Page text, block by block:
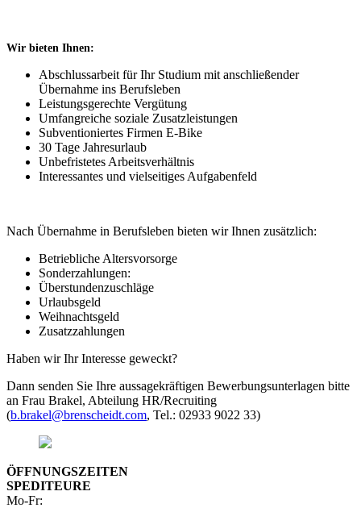
Wir bieten Ihnen:
Abschlussarbeit für Ihr Studium mit anschließender
Übernahme ins Berufsleben
Leistungsgerechte Vergütung
Umfangreiche soziale Zusatzleistungen
Subventioniertes Firmen E-Bike
30 Tage Jahresurlaub
Unbefristetes Arbeitsverhältnis
Interessantes und vielseitiges Aufgabenfeld
Nach Übernahme in Berufsleben bieten wir Ihnen zusätzlich:
Betriebliche Altersvorsorge
Sonderzahlungen:
Überstundenzuschläge
Urlaubsgeld
Weihnachtsgeld
Zusatzzahlungen
Haben wir Ihr Interesse geweckt?
Dann senden Sie Ihre aussagekräftigen Bewerbungsunterlagen bitte
an Frau Brakel, Abteilung HR/Recruiting
(b.brakel@brenscheidt.com, Tel.: 02933 9022 33)
ÖFFNUNGSZEITEN
SPEDITEURE
Mo-Fr: